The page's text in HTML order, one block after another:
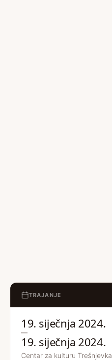
TRAJANJE
19. siječnja 2024.
—
19. siječnja 2024.
Centar za kulturu Trešnjevka